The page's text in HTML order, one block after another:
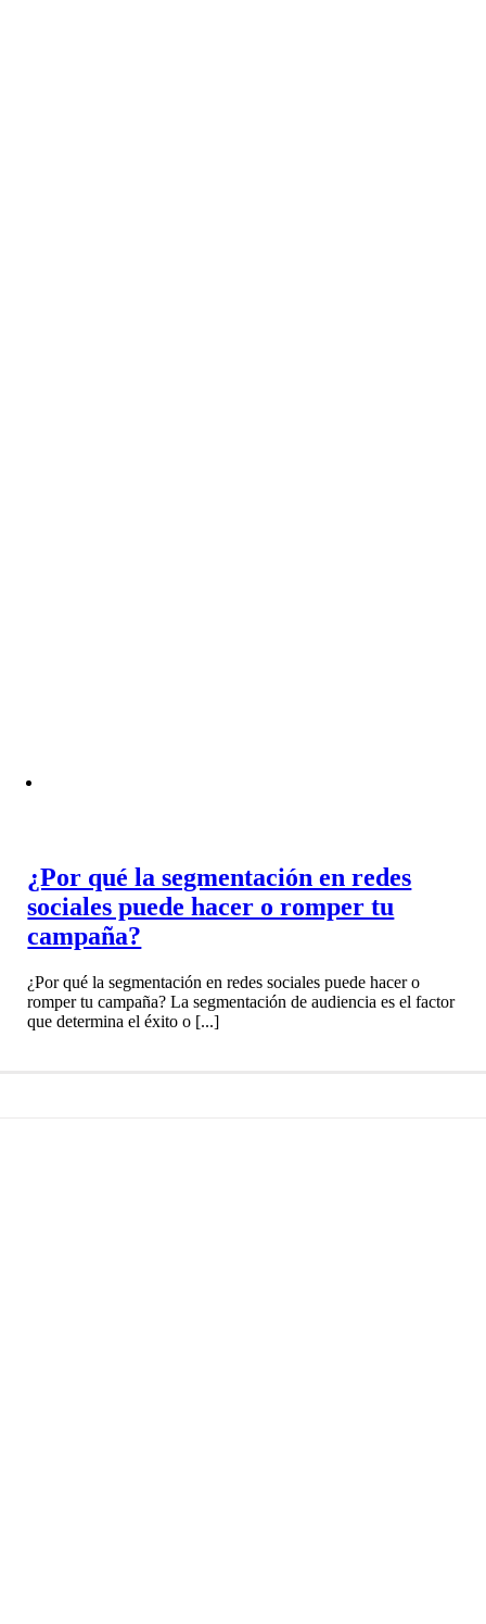
¿Por qué la segmentación en redes
sociales puede hacer o romper tu
campaña?
¿Por qué la segmentación en redes sociales puede hacer o
romper tu campaña? La segmentación de audiencia es el factor
que determina el éxito o [...]